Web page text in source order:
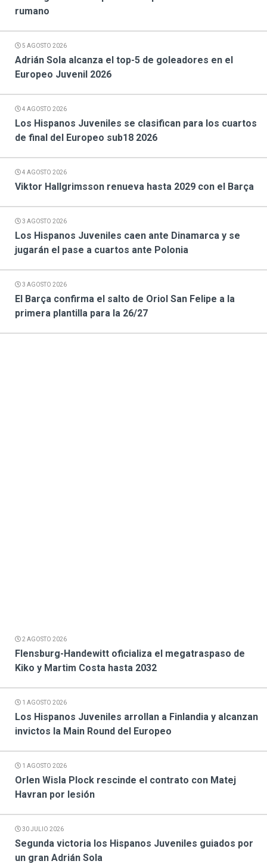
rumano
5 AGOSTO 2026
Adrián Sola alcanza el top-5 de goleadores en el
Europeo Juvenil 2026
4 AGOSTO 2026
Los Hispanos Juveniles se clasifican para los cuartos
de final del Europeo sub18 2026
4 AGOSTO 2026
Viktor Hallgrimsson renueva hasta 2029 con el Barça
3 AGOSTO 2026
Los Hispanos Juveniles caen ante Dinamarca y se
jugarán el pase a cuartos ante Polonia
3 AGOSTO 2026
El Barça confirma el salto de Oriol San Felipe a la
primera plantilla para la 26/27
2 AGOSTO 2026
Flensburg-Handewitt oficializa el megatraspaso de
Kiko y Martim Costa hasta 2032
1 AGOSTO 2026
Los Hispanos Juveniles arrollan a Finlandia y alcanzan
invictos la Main Round del Europeo
1 AGOSTO 2026
Orlen Wisla Plock rescinde el contrato con Matej
Havran por lesión
30 JULIO 2026
Segunda victoria los Hispanos Juveniles guiados por
un gran Adrián Sola